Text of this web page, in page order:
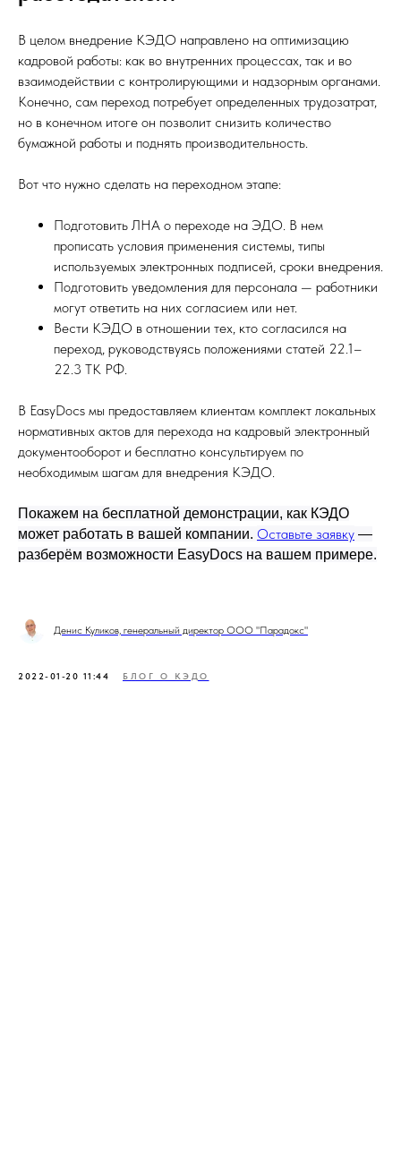
В целом внедрение КЭДО направлено на оптимизацию
кадровой работы: как во внутренних процессах, так и во
взаимодействии с контролирующими и надзорным органами.
Конечно, сам переход потребует определенных трудозатрат,
но в конечном итоге он позволит снизить количество
бумажной работы и поднять производительность.
Вот что нужно сделать на переходном этапе:
Подготовить ЛНА о переходе на ЭДО. В нем
прописать условия применения системы, типы
используемых электронных подписей, сроки внедрения.
Подготовить уведомления для персонала — работники
могут ответить на них согласием или нет.
Вести КЭДО в отношении тех, кто согласился на
переход, руководствуясь положениями статей 22.1–
22.3 ТК РФ.
В EasyDocs мы предоставляем клиентам комплект локальных
нормативных актов для перехода на кадровый электронный
документооборот и бесплатно консультируем по
необходимым шагам для внедрения КЭДО.
Покажем на бесплатной демонстрации, как КЭДО
может работать в вашей компании. Оставьте заявку —
разберём возможности EasyDocs на вашем примере.
Денис Куликов, генеральный директор ООО "Парадокс"
2022-01-20 11:44 БЛОГ О КЭДО